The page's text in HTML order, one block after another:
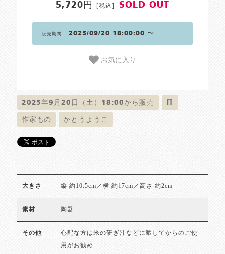
5,720円 [税込] SOLD OUT
販売期間 2025/09/20 18:00:00 〜
お気に入り
2025年9月20日（土）18:00から販売
作家もの かとうようこ
大きさ 縦 約10.5cm／横 約17cm／高さ 約2cm
素材 陶器
その他 心配な方は米の研ぎ汁などに晒してからのご使
用がお勧め